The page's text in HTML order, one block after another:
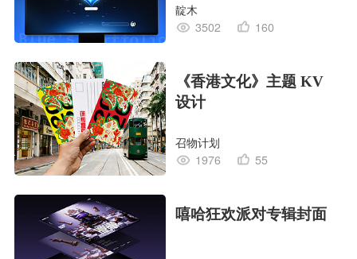
靛木
3502
160
《香港文化》主题 KV
设计
召物计划
1976
55
嘻哈狂欢派对专辑封面